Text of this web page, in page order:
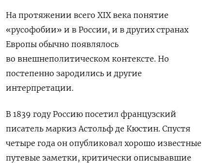
На протяжении всего XIX века понятие
«русофобии» и в России, и в других странах
Европы обычно появлялось
во внешнеполитическом контексте. Но
постепенно зародились и другие
интерпретации.
В 1839 году Россию посетил французский
писатель маркиз Астольф де Кюстин. Спустя
четыре года он опубликовал хорошо известные
путевые заметки, критически описывавшие